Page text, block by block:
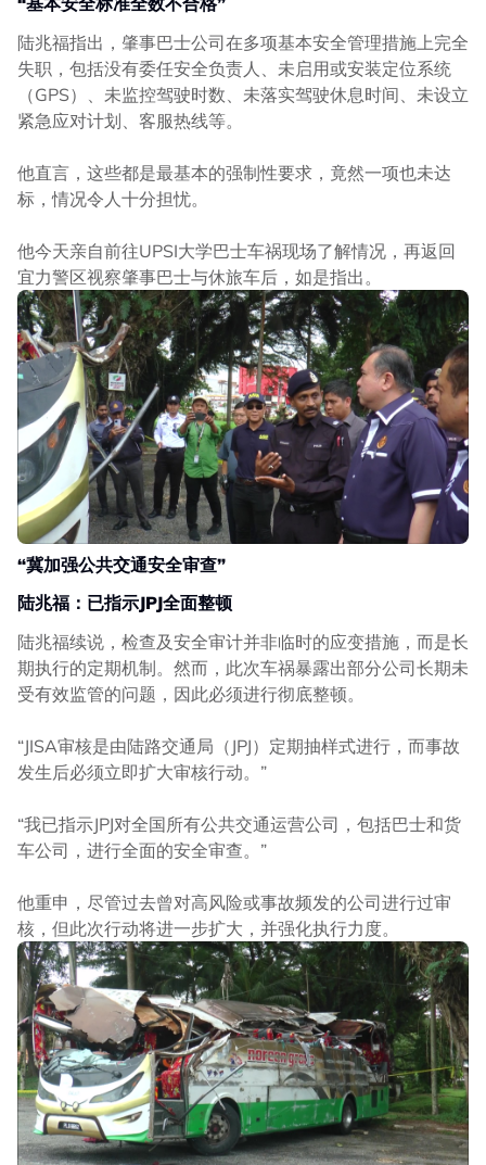
陆兆福指出，肇事巴士公司在多项基本安全管理措施上完全
失职，包括没有委任安全负责人、未启用或安装定位系统
（GPS）、未监控驾驶时数、未落实驾驶休息时间、未设立
紧急应对计划、客服热线等。
他直言，这些都是最基本的强制性要求，竟然一项也未达
标，情况令人十分担忧。
他今天亲自前往UPSI大学巴士车祸现场了解情况，再返回
宜力警区视察肇事巴士与休旅车后，如是指出。
“冀加强公共交通安全审查”
陆兆福：已指示JPJ全面整顿
陆兆福续说，检查及安全审计并非临时的应变措施，而是长
期执行的定期机制。然而，此次车祸暴露出部分公司长期未
受有效监管的问题，因此必须进行彻底整顿。
“JISA审核是由陆路交通局（JPJ）定期抽样式进行，而事故
发生后必须立即扩大审核行动。”
“我已指示JPJ对全国所有公共交通运营公司，包括巴士和货
车公司，进行全面的安全审查。”
他重申，尽管过去曾对高风险或事故频发的公司进行过审
核，但此次行动将进一步扩大，并强化执行力度。